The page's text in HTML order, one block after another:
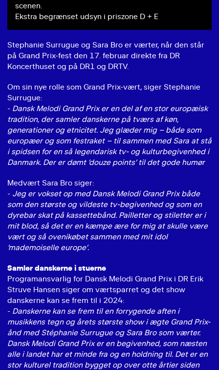
scenen.
Ekstra begrænset udsyn i priszone D + E
Stephanie Surrugue og Sara Bro er værter, når den står
på Grand Prix-fest den 17. februar direkte fra DR
Koncerthuset og på DR1 og DRTV.
Om sin nye rolle som Grand Prix-vært, siger Stephanie
Surrugue:
- Dansk Melodi Grand Prix er en del af en stor europæisk
tradition, der samler danskerne på tværs af køn,
generationer og etnicitet. Jeg glæder mig – både som
europæer og som festraket – til sammen med Sara at stå
i spidsen for en så legendarisk tv- og kulturbegivenhed i
Danmark. Der er dømt ’douze points’ til det gode humør
Medvært Sara Bro siger:
- Jeg er vokset op med Dansk Melodi Grand Prix både
som den største og vildeste tv-begivenhed og som en
dyrebar skat på kassettebånd. Pailletter og stiletter er i
mit blod, så det er en kæmpe ære for mig at skulle være
vært og så ovenikøbet sammen med mit idol
’mademoiselle europe’.
Samler danskerne i stuerne
Programansvarlig for Dansk Melodi Grand Prix i DR Erik
Struve Hansen siger om værtsparret og det show
danskerne kan se frem til i 2024:
- Danskerne kan se frem til en forrygende aften i
musikkens tegn og årets største show i ægte Grand Prix-
ånd med Stéphanie Surrugue og Sara Bro som værter.
Dansk Melodi Grand Prix er en begivenhed, som næsten
alle i landet har et minde fra og en holdning til. Det er en
stor kulturel tradition bygget op over otte årtier siden